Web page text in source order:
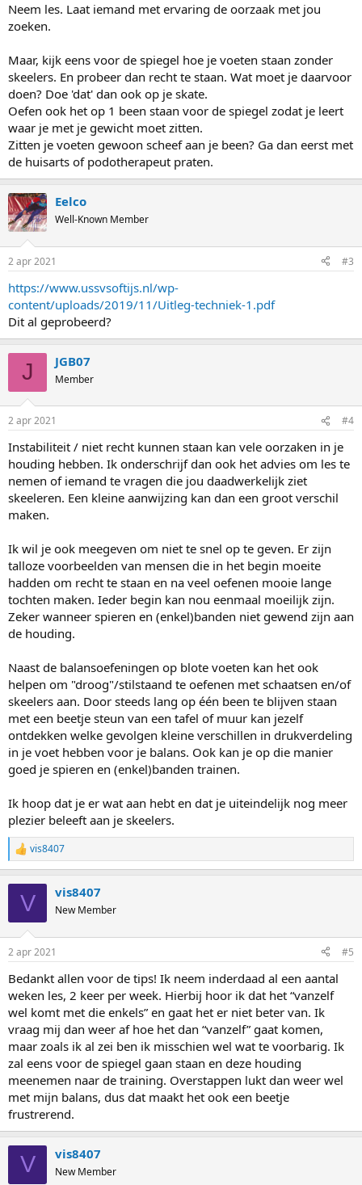
Neem les. Laat iemand met ervaring de oorzaak met jou
zoeken.
Maar, kijk eens voor de spiegel hoe je voeten staan zonder
skeelers. En probeer dan recht te staan. Wat moet je daarvoor
doen? Doe 'dat' dan ook op je skate.
Oefen ook het op 1 been staan voor de spiegel zodat je leert
waar je met je gewicht moet zitten.
Zitten je voeten gewoon scheef aan je been? Ga dan eerst met
de huisarts of podotherapeut praten.
Eelco
Well-Known Member
2 apr 2021 #3
https://www.ussvsoftijs.nl/wp-
content/uploads/2019/11/Uitleg-techniek-1.pdf
Dit al geprobeerd?
J JGB07
Member
2 apr 2021 #4
Instabiliteit / niet recht kunnen staan kan vele oorzaken in je
houding hebben. Ik onderschrijf dan ook het advies om les te
nemen of iemand te vragen die jou daadwerkelijk ziet
skeeleren. Een kleine aanwijzing kan dan een groot verschil
maken.
Ik wil je ook meegeven om niet te snel op te geven. Er zijn
talloze voorbeelden van mensen die in het begin moeite
hadden om recht te staan en na veel oefenen mooie lange
tochten maken. Ieder begin kan nou eenmaal moeilijk zijn.
Zeker wanneer spieren en (enkel)banden niet gewend zijn aan
de houding.
Naast de balansoefeningen op blote voeten kan het ook
helpen om "droog"/stilstaand te oefenen met schaatsen en/of
skeelers aan. Door steeds lang op één been te blijven staan
met een beetje steun van een tafel of muur kan jezelf
ontdekken welke gevolgen kleine verschillen in drukverdeling
in je voet hebben voor je balans. Ook kan je op die manier
goed je spieren en (enkel)banden trainen.
Ik hoop dat je er wat aan hebt en dat je uiteindelijk nog meer
plezier beleeft aan je skeelers.
R
e
s
vis8407
V vis8407
New Member
2 apr 2021 #5
Bedankt allen voor de tips! Ik neem inderdaad al een aantal
weken les, 2 keer per week. Hierbij hoor ik dat het “vanzelf
wel komt met die enkels” en gaat het er niet beter van. Ik
vraag mij dan weer af hoe het dan “vanzelf” gaat komen,
maar zoals ik al zei ben ik misschien wel wat te voorbarig. Ik
zal eens voor de spiegel gaan staan en deze houding
meenemen naar de training. Overstappen lukt dan weer wel
met mijn balans, dus dat maakt het ook een beetje
frustrerend.
V vis8407
New Member